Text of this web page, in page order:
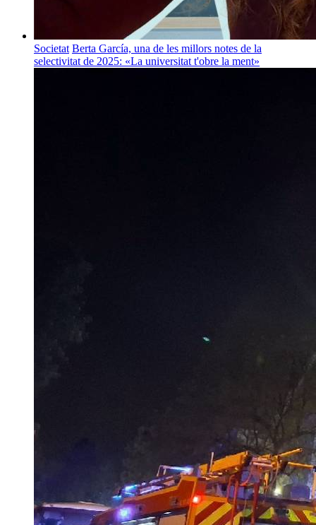
Societat Berta García, una de les millors notes de la
selectivitat de 2025: «La universitat t'obre la ment»